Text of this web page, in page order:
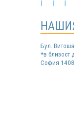
Бул.
*в близост
София 1408